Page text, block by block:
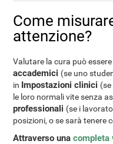
Come
attenzione?
Valutare la cura può
accademici (se uno
in Impostazioni clinici
le loro normali vite senza
professionali (se i
posizioni, o se sarà tenere
Attraverso unacompleta